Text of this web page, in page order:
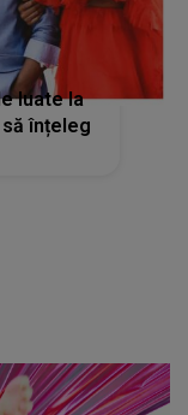
luate la
înțeleg